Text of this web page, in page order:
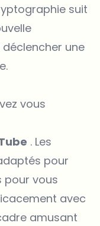
suit
une
vous
. Les
pour
pour vous
avec
amusant